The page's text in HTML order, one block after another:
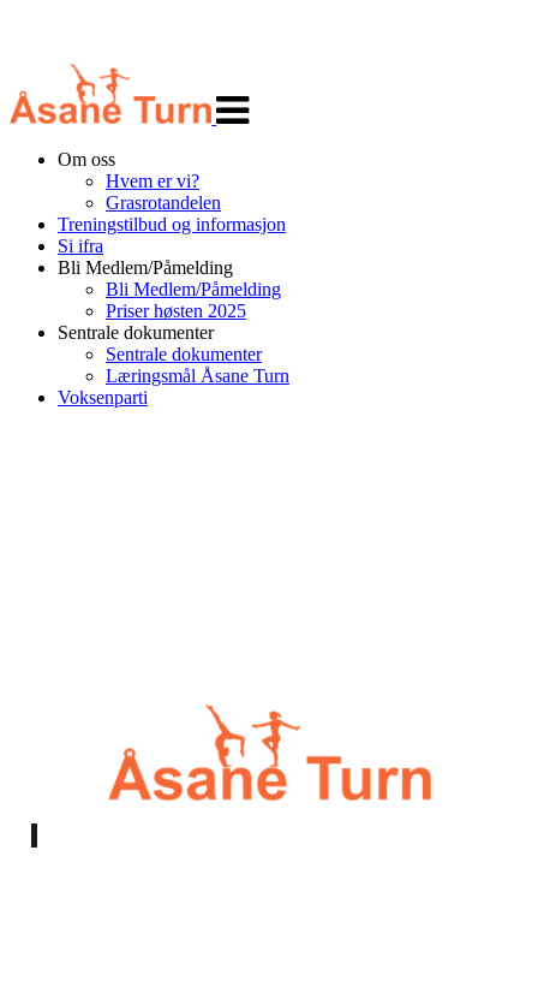
navigasjon
Om oss
Hvem er vi?
Grasrotandelen
Treningstilbud og informasjon
Si ifra
Bli Medlem/Påmelding
Bli Medlem/Påmelding
Priser høsten 2025
Sentrale dokumenter
Sentrale dokumenter
Læringsmål Åsane Turn
Voksenparti